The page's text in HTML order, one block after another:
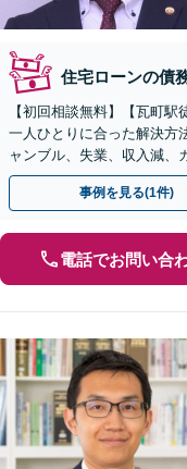
住宅ローンの債
【初回相談無料】【瓦町駅
一人ひとりに合った解決方
ャンブル、失業、収入減、
さい。【自己破産／任意整
事例を見る(1件)
電話でお問い合